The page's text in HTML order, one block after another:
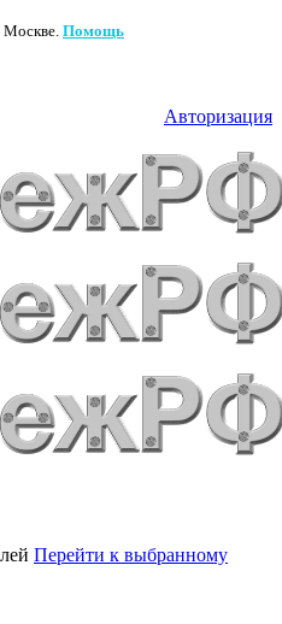
Москве. Помощь
Авторизация
Перейти к выбранному